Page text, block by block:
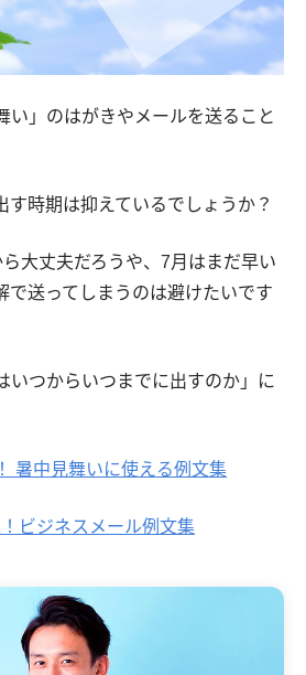
い」のはがきやメールを送ること
す時期は抑えているでしょうか？
大丈夫だろうや、7月はまだ早い
で送ってしまうのは避けたいです
いつからいつまでに出すのか」に
暑中見舞いに使える例文集
ビジネスメール例文集